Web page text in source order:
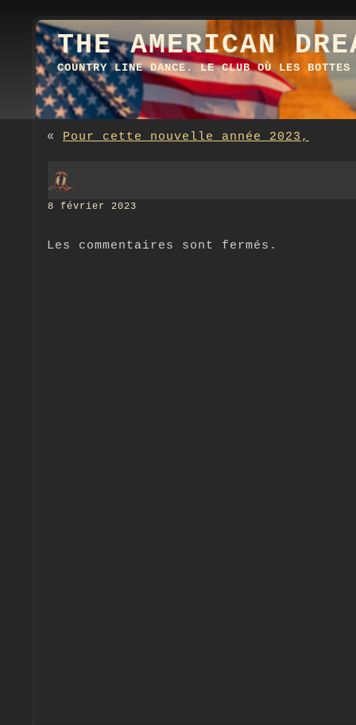
THE AMERICAN
COUNTRY LINE DANCE. LE CLUB OÙ LES BOTTES
« Pour cette nouvelle année 2023,
8 février 2023
Les commentaires sont fermés.